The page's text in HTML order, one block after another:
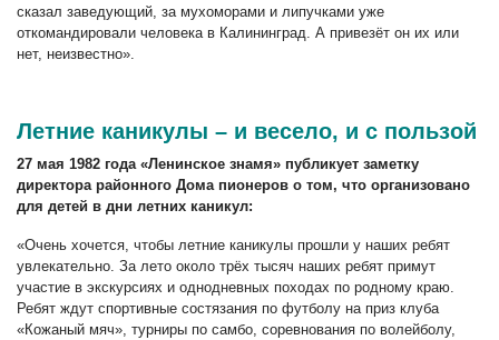
сказал заведующий, за мухоморами и липучками уже
откомандировали человека в Калининград. А привезёт он их или
нет, неизвестно».
Летние каникулы – и весело, и с пользой
27 мая 1982 года «Ленинское знамя» публикует заметку
директора районного Дома пионеров о том, что организовано
для детей в дни летних каникул:
«Очень хочется, чтобы летние каникулы прошли у наших ребят
увлекательно. За лето около трёх тысяч наших ребят примут
участие в экскурсиях и однодневных походах по родному краю.
Ребят ждут спортивные состязания по футболу на приз клуба
«Кожаный мяч», турниры по самбо, соревнования по волейболу,